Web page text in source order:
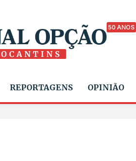
50 ANOS
REPORTAGENS OPINIÃO